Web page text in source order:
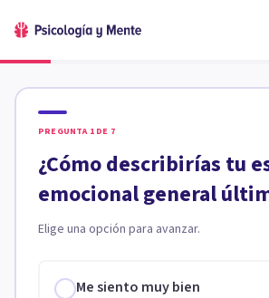
PREGUNTA 1 DE 7
¿Cómo describirías tu
emocional general
Elige una opción para avanzar.
Me siento muy bien